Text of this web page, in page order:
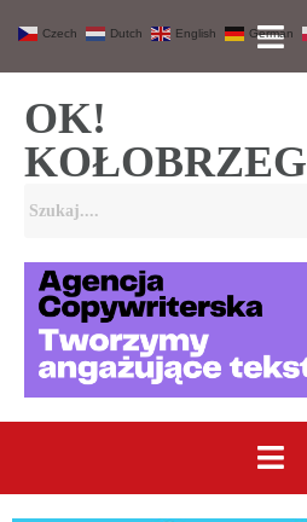
OK!
KOŁOBRZEG
Czech Dutch English German